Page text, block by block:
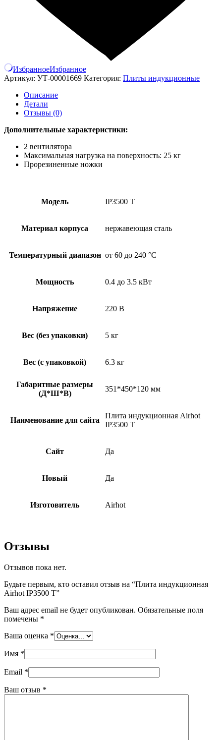
ИзбранноеИзбранное
Артикул: УТ-00001669 Категория: Плиты индукционные
Описание
Детали
Отзывы (0)
Дополнительные характеристики:
2 вентилятора
Максимальная нагрузка на поверхность: 25 кг
Прорезиненные ножки
Модель IP3500 Т
Материал корпуса нержавеющая сталь
Температурный диапазон от 60 до 240 °С
Мощность 0.4 до 3.5 кВт
Напряжение 220 В
Вес (без упаковки) 5 кг
Вес (с упаковкой) 6.3 кг
Габаритные размеры
(Д*Ш*В)
351*450*120 мм
Наименование для сайта
Плита индукционная Airhot
IP3500 Т
Сайт Да
Новый Да
Изготовитель Airhot
Отзывы
Отзывов пока нет.
Будьте первым, кто оставил отзыв на “Плита индукционная
Airhot IP3500 Т”
Ваш адрес email не будет опубликован. Обязательные поля
помечены *
Ваша оценка *
Имя *
Email *
Ваш отзыв *